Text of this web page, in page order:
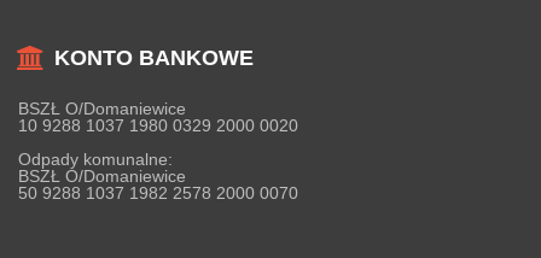
KONTO BANKOWE
BSZŁ O/Domaniewice
10 9288 1037 1980 0329 2000 0020
Odpady komunalne:
BSZŁ O/Domaniewice
50 9288 1037 1982 2578 2000 0070